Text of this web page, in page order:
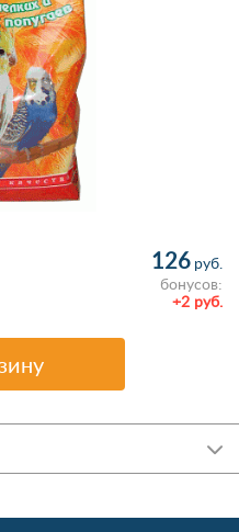
126 руб.
бонусов:
+2 руб.